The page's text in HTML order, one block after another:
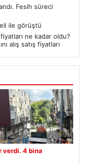
Fesih süreci
ile görüştü
ne kadar oldu?
alış satış fiyatları
verdi. 4 bina